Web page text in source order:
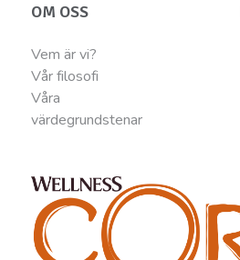
OM OSS
Vem är vi?
Vår filosofi
Våra
värdegrundstenar